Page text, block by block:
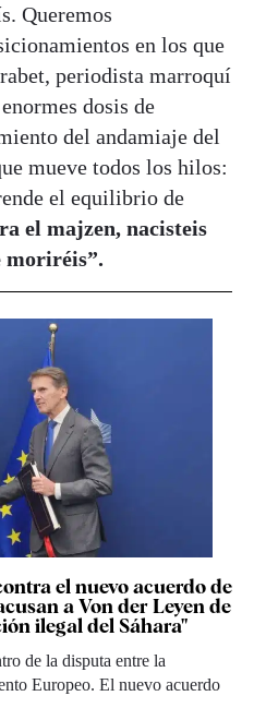
Queremos
en los que
periodista marroquí
dosis de
del andamiaje del
mueve todos los hilos:
el equilibrio de
el majzen, nacisteis
moriréis”.
el nuevo acuerdo de
a Von der Leyen de
ilegal del Sáhara"
de la disputa entre la
Europeo. El nuevo acuerdo